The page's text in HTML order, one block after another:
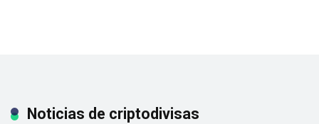
Noticias de criptodivisas